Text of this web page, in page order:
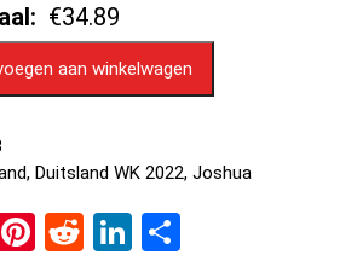
€34.89
aan winkelwagen
,Duitsland WK 2022,Joshua
Pi R
Li